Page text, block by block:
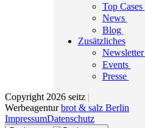
Top Cases
News
Blog
Zusätzliches
Newsletter
Events
Presse
Copyright 2026 seitz |
Werbeagenturbrot & salz Berlin
ImpressumDatenschutz